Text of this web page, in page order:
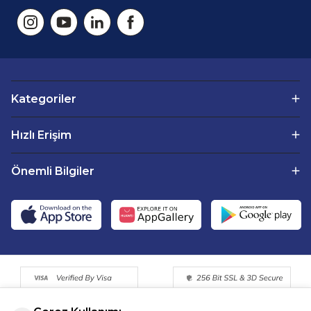
Kategoriler
Hızlı Erişim
Önemli Bilgiler